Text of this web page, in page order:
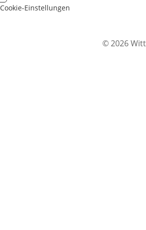
Cookie-Einstellungen
© 2026 Witt